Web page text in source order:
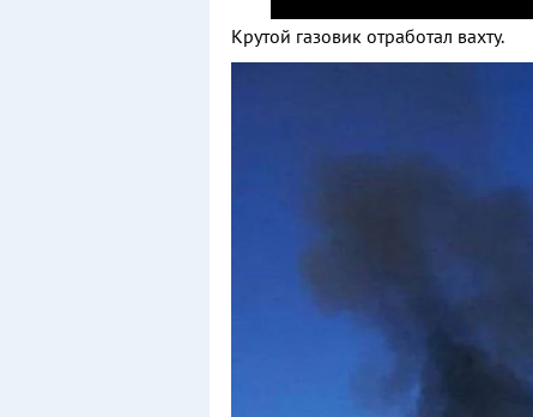
Крутой газовик отработал вахту.